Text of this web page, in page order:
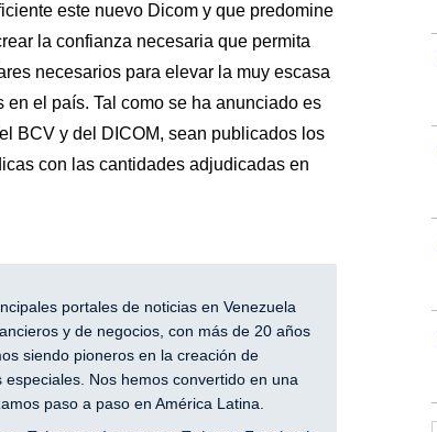
este nuevo Dicom y que predomine
la confianza necesaria que permita
necesarios para elevar la muy escasa
el país. Tal como se ha anunciado es
BCV y del DICOM, sean publicados los
con las cantidades adjudicadas en
portales de noticias en Venezuela
y de negocios, con más de 20 años
siendo pioneros en la creación de
Nos hemos convertido en una
paso a paso en América Latina.